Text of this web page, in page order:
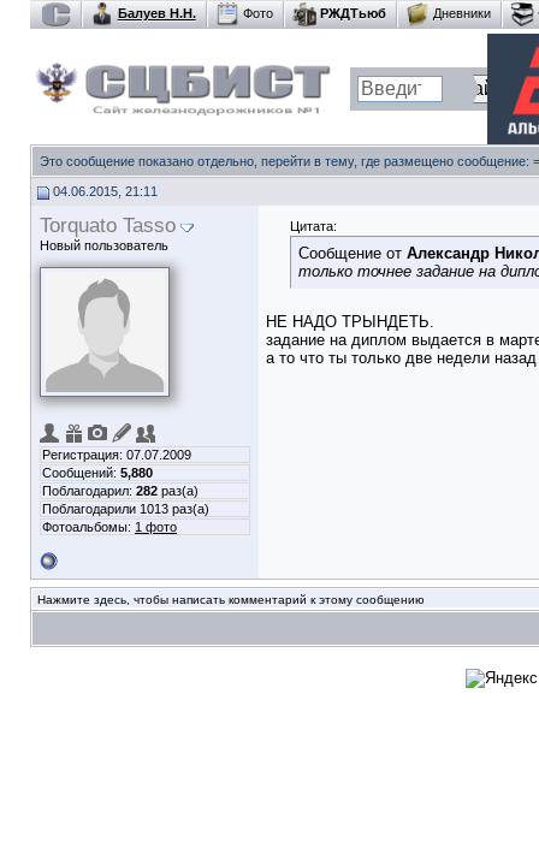
Балуев Н.Н. Фото РЖДТьюб Дневники
Это сообщение показано отдельно, перейти в тему, где размещено сообщение:
04.06.2015, 21:11
Torquato Tasso
Новый пользователь
Регистрация: 07.07.2009
Сообщений: 5,880
Поблагодарил: 282 раз(а)
Поблагодарили 1013 раз(а)
Фотоальбомы: 1 фото
Цитата:
Сообщение от Александр
только точнее задание на
НЕ НАДО ТРЫНДЕТЬ.
задание на диплом выдается в
а то что ты только две недели
Нажмите здесь, чтобы написать комментарий к этому сообщению